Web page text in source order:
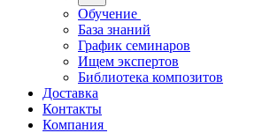
Обучение
База знаний
График семинаров
Ищем экспертов
Библиотека композитов
Доставка
Контакты
Компания